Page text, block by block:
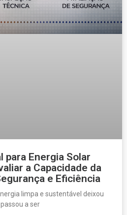
para Energia Solar
a Capacidade da
e Eficiência
limpa e sustentável deixou
a ser